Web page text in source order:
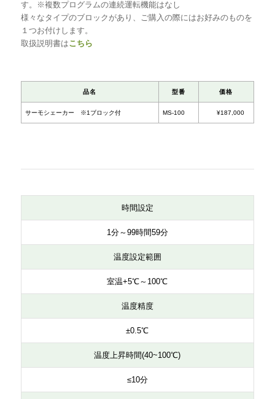
す。※複数プログラムの連続運転機能はなし
様々なタイプのブロックがあり、ご購入の際にはお好みのものを
１つお付けします。
取扱説明書はこちら
品名 型番
サーモシェーカー ※1ブロック付 MS-100
時間設定
1分～99時間59分
温度設定範囲
室温+5℃～100℃
温度精度
±0.5℃
温度上昇時間(40~100℃)
≤10分